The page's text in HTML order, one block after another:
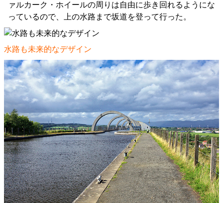
ァルカーク・ホイールの周りは自由に歩き回れるようにな
っているので、上の水路まで坂道を登って行った。
水路も未来的なデザイン